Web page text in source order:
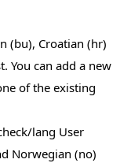
(bu), Croatian (hr)
You can add a new
of the existing
lang User
Norwegian (no)